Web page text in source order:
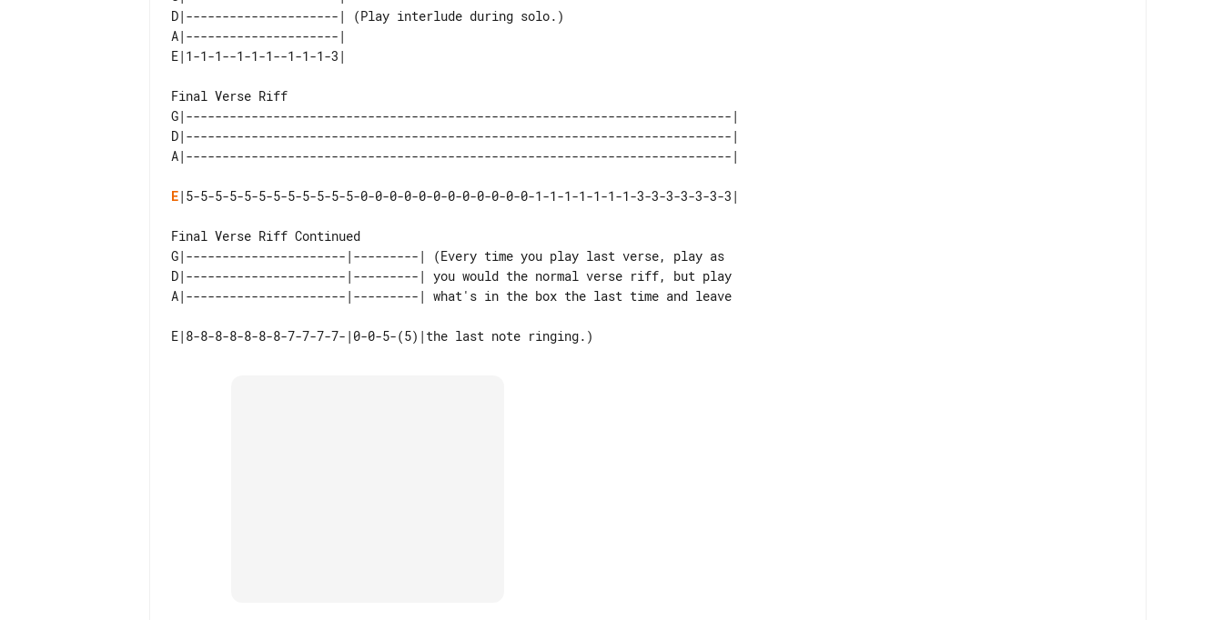
D|---------------------| (Play interlude during solo.)
A|---------------------|
Final Verse Riff
G|---------------------------------------------------------------------------|
D|---------------------------------------------------------------------------|
E|5-5-5-5-5-5-5-5-5-5-5-5-0-0-0-0-0-0-0-0-0-0-0-0-1-1-1-1-1-1-1-3-3-3-3-3-3-3|
Final Verse Riff Continued
G|----------------------|---------| (Every time you play last verse, play as
D|----------------------|---------| you would the normal verse riff, but play